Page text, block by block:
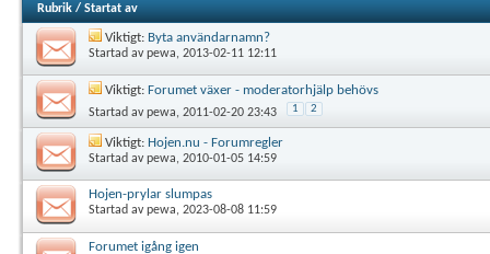
Rubrik / Startat av
Viktigt: Byta användarnamn?
Startad avpewa, 2013-02-11 12:11
Viktigt: Forumet växer - moderatorhjälp behövs
Startad avpewa, 2011-02-20 23:43 1 2
Viktigt: Hojen.nu - Forumregler
Startad avpewa, 2010-01-05 14:59
Hojen-prylar slumpas
Startad avpewa, 2023-08-08 11:59
Forumet igång igen